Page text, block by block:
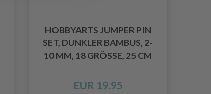
HOBBYARTS JUMPER PIN
SET, DUNKLER BAMBUS, 2-
10 MM, 18 GRÖSSE, 25 CM
EUR 19.95